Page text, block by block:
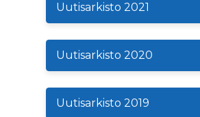
Uutisarkisto 2021
Uutisarkisto 2020
Uutisarkisto 2019